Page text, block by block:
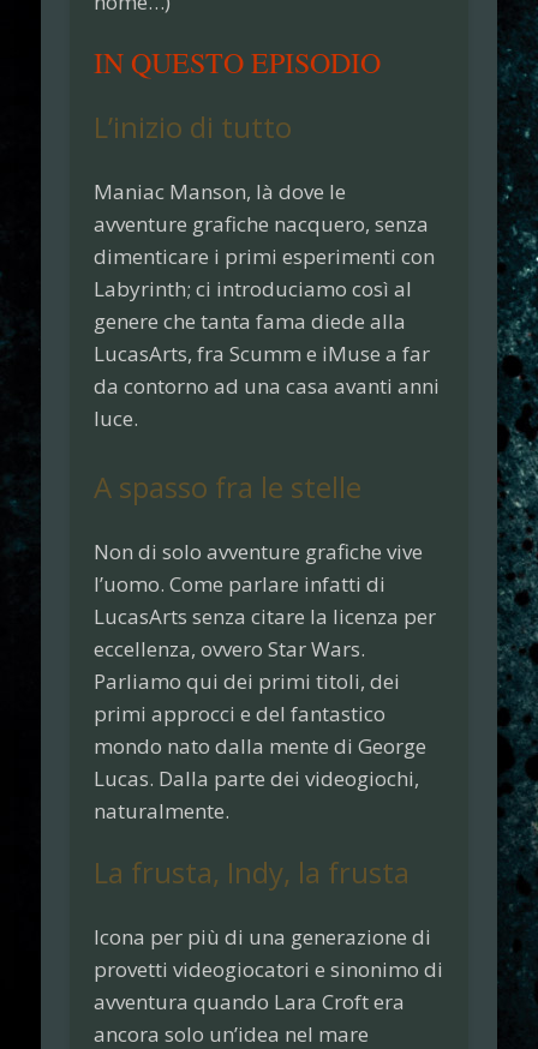
IN QUESTO EPISODIO
L’inizio di tutto
Maniac Manson, là dove le
avventure grafiche nacquero, senza
dimenticare i primi esperimenti con
Labyrinth; ci introduciamo così al
genere che tanta fama diede alla
LucasArts, fra Scumm e iMuse a far
da contorno ad una casa avanti anni
luce.
A spasso fra le stelle
Non di solo avventure grafiche vive
l’uomo. Come parlare infatti di
LucasArts senza citare la licenza per
eccellenza, ovveroStar Wars.
Parliamo qui dei primi titoli, dei
primi approcci e del fantastico
mondo nato dalla mente di George
Lucas. Dalla parte dei videogiochi,
naturalmente.
La frusta, Indy, la frusta
Icona per più di una generazione di
provetti videogiocatori e sinonimo di
avventura quando Lara Croft era
ancora solo un’idea nel mare